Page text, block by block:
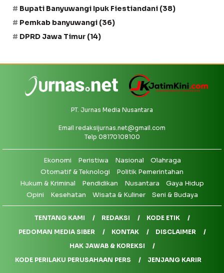
Bupati Banyuwangi Ipuk Fiestiandani (38)
Pemkab banyuwangi (36)
DPRD Jawa Timur (14)
PT. Jurnas Media Nusantara
Email redaksijurnas.net@gmail.com
Telp 08170108100
Ekonomi Peristiwa Nasional
Olahraga
Otomatif & Teknologi
Politik Pemerintahan
Hukum & Kriminal
Pendidikan Nusantara
Gaya Hidup
Opini
Kesehatan Wisata & Kuliner Seni & Budaya
TENTANG KAMI REDAKSI
KODE ETIK
PEDOMAN MEDIA SIBER
KONTAK
DISCLAIMER
HAK JAWAB & KOREKSI
KODE PERILAKU PERUSAHAAN PERS
JENJANG KARIR